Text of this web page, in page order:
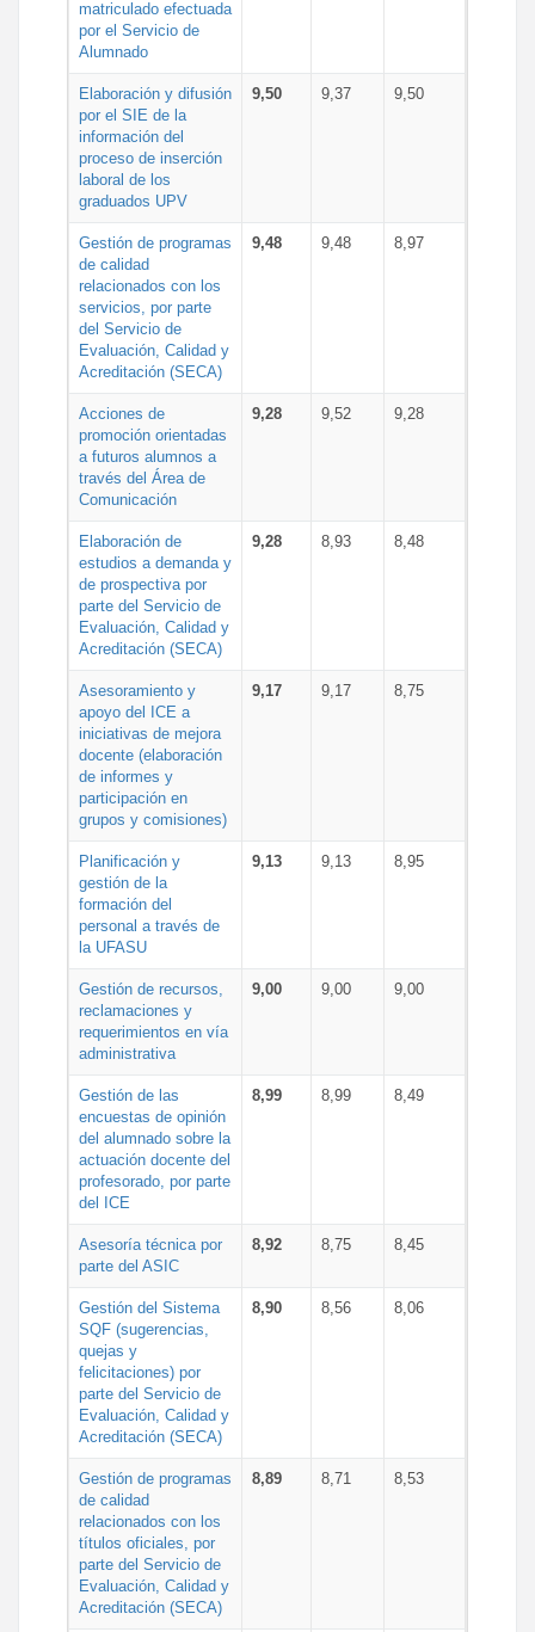
matriculado efectuada
por el Servicio de
Alumnado
Elaboración y difusión
por el SIE de la
información del
proceso de inserción
laboral de los
graduados UPV
9,50 9,37 9,50
Gestión de programas
de calidad
relacionados con los
servicios, por parte
del Servicio de
Evaluación, Calidad y
Acreditación (SECA)
9,48 9,48 8,97
Acciones de
promoción orientadas
a futuros alumnos a
través del Área de
Comunicación
9,28 9,52 9,28
Elaboración de
estudios a demanda y
de prospectiva por
parte del Servicio de
Evaluación, Calidad y
Acreditación (SECA)
9,28 8,93 8,48
Asesoramiento y
apoyo del ICE a
iniciativas de mejora
docente (elaboración
de informes y
participación en
grupos y comisiones)
9,17 9,17 8,75
Planificación y
gestión de la
formación del
personal a través de
la UFASU
9,13 9,13 8,95
Gestión de recursos,
reclamaciones y
requerimientos en vía
administrativa
9,00 9,00 9,00
Gestión de las
encuestas de opinión
del alumnado sobre la
actuación docente del
profesorado, por parte
del ICE
8,99 8,99 8,49
Asesoría técnica por
parte del ASIC
8,92 8,75 8,45
Gestión del Sistema
SQF (sugerencias,
quejas y
felicitaciones) por
parte del Servicio de
Evaluación, Calidad y
Acreditación (SECA)
8,90 8,56 8,06
Gestión de programas
de calidad
relacionados con los
títulos oficiales, por
parte del Servicio de
Evaluación, Calidad y
Acreditación (SECA)
8,89 8,71 8,53